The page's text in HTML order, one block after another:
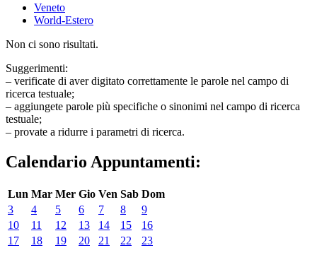
Veneto
World-Estero
Non ci sono risultati.
Suggerimenti:
– verificate di aver digitato correttamente le parole nel campo di
ricerca testuale;
– aggiungete parole più specifiche o sinonimi nel campo di ricerca
testuale;
– provate a ridurre i parametri di ricerca.
Calendario Appuntamenti:
Lun Mar Mer Gio Ven Sab Dom
3
4 5 6 7 8
9
10
11 12 13 14 15
16
17
18 19 20 21 22 23